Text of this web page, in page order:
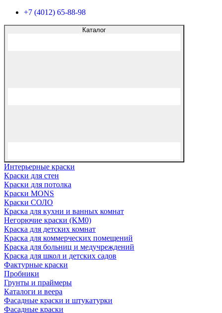
+7 (4012) 65-88-98
Каталог
Интерьерные краски
Краски для стен
Краски для потолка
Краски MONS
Краски СОЛО
Краска для кухни и ванных комнат
Негорючие краски (KM0)
Краска для детских комнат
Краска для коммерческих помещений
Краска для больниц и медучреждений
Краска для школ и детских садов
Фактурные краски
Пробники
Грунты и праймеры
Каталоги и веера
Фасадные краски и штукатурки
Фасадные краски